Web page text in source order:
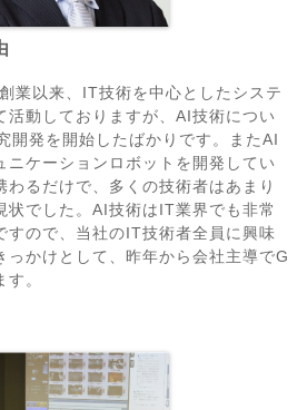
業以来、IT技術を中心としたシステ
活動しておりますが、AI技術につい
開発を開始したばかりです。またAI
ニケーションロボットを開発してい
わるだけで、多くの技術者はあまり
状でした。AI技術はIT業界でも非常
すので、当社のIT技術者全員に興味
っかけとして、昨年から会社主導でG
。